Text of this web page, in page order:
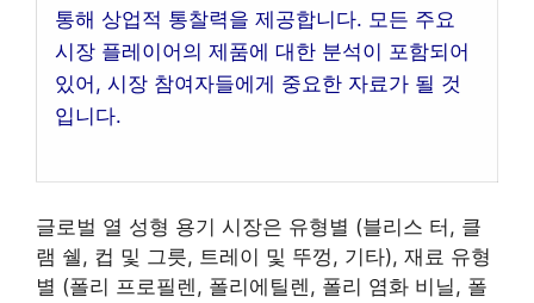
통해 상업적 통찰력을 제공합니다. 모든 주요
시장 플레이어의 제품에 대한 분석이 포함되어
있어, 시장 참여자들에게 중요한 자료가 될 것
입니다.
글로벌 열 성형 용기 시장은 유형별 (블리스 터, 클
램 쉘, 컵 및 그릇, 트레이 및 뚜껑, 기타), 재료 유형
별 (폴리 프로필렌, 폴리에틸렌, 폴리 염화 비닐, 폴